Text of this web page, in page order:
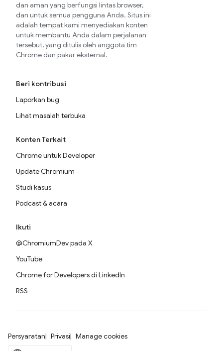
dan aman yang berfungsi lintas browser,
dan untuk semua pengguna Anda. Situs ini
adalah tempat kami menyediakan konten
untuk membantu Anda dalam perjalanan
tersebut, yang ditulis oleh anggota tim
Chrome dan pakar eksternal.
Beri kontribusi
Laporkan bug
Lihat masalah terbuka
Konten Terkait
Chrome untuk Developer
Update Chromium
Studi kasus
Podcast & acara
Ikuti
@ChromiumDev pada X
YouTube
Chrome for Developers di LinkedIn
RSS
Persyaratan Privasi Manage cookies